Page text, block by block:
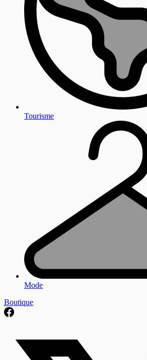
Tourisme
Mode
Boutique